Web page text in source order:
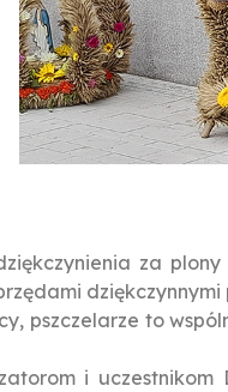
za
pszczelarze to
i